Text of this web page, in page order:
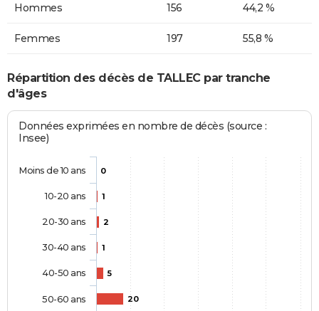
Hommes 156 44,2 %
Femmes 197 55,8 %
Répartition des décès de TALLEC par tranche
d'âges
Données exprimées en nombre de décès (source :
Insee)
0
1
2
1
5
20
Moins de 10 ans
10-20 ans
20-30 ans
30-40 ans
40-50 ans
50-60 ans